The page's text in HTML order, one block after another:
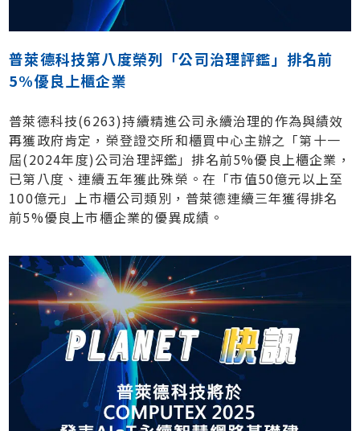
普萊德科技第八度榮列「公司治理評鑑」排名前
5%優良上櫃企業
普萊德科技(6263)持續精進公司永續治理的作為與績效
再獲政府肯定，榮登證交所和櫃買中心主辦之「第十一
屆(2024年度)公司治理評鑑」排名前5%優良上櫃企業，
已第八度、連續五年獲此殊榮。在「市值50億元以上至
100億元」上市櫃公司類別，普萊德連續三年獲得排名
前5%優良上市櫃企業的優異成績。